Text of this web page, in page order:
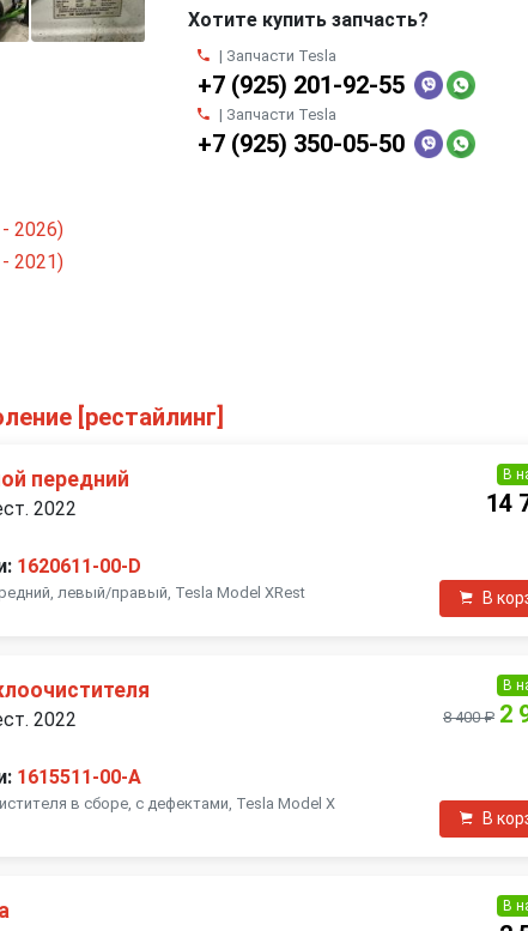
Хотите купить запчасть?
| Запчасти Tesla
+7 (925) 201-92-55
| Запчасти Tesla
+7 (925) 350-05-50
2026)
2021)
[рестайлинг]
передний
2022
1620611-00-D
левый/правый, Tesla Model XRest
В
14
В
2022
1615511-00-A
в сборе, с дефектами, Tesla Model X
В
8 400 ₽ 2
В
В